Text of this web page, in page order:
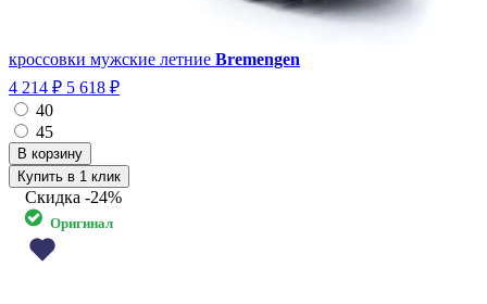
кроссовки мужские летние Bremengen
4 214 ₽ 5 618 ₽
40
45
Купить в 1 клик
Скидка -24%
Оригинал